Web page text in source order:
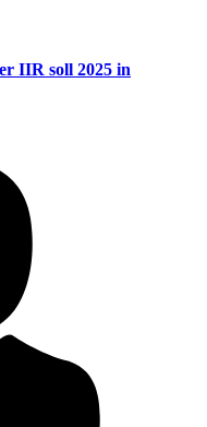
IIR soll 2025 in